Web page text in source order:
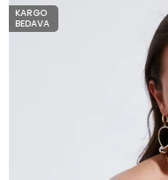
KARGO
BEDAVA